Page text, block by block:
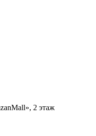
2 этаж